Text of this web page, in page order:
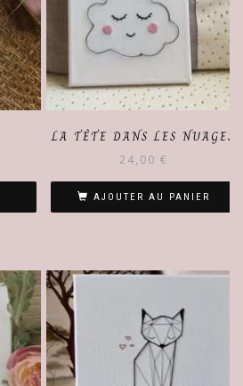
LA TÊTE DANS LES NUAGES
24,00 €
AJOUTER AU PANIER